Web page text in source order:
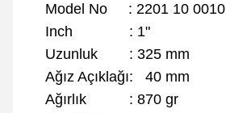
Model No
: 2201 10 0010
Inch : 1"
Uzunluk
: 325 mm
Ağız Açıklağı: 40 mm
Ağırlık
: 870 gr